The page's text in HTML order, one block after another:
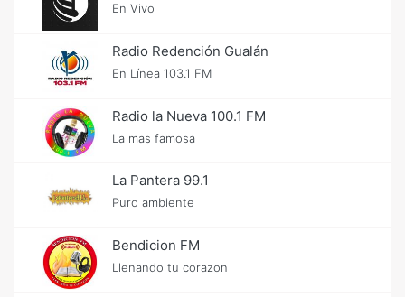
En Vivo
Radio Redención Gualán
En Línea 103.1 FM
Radio la Nueva 100.1 FM
La mas famosa
La Pantera 99.1
Puro ambiente
Bendicion FM
Llenando tu corazon